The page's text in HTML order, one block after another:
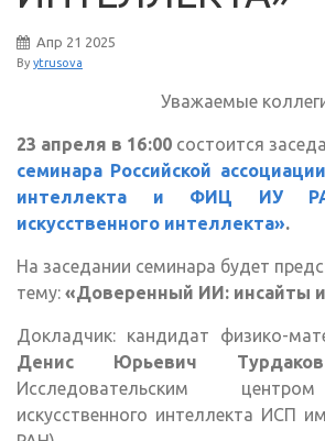
Апр 21 2025
By ytrusova
Уважаемые
23 апреля в 16:00состоится
семинара Российской
интеллекта и ФИЦ ИУ
искусственного интеллекта».
На заседании семинара будет
тему: «Доверенный ИИ: инсайты
Докладчик: кандидат физико-
Денис Юрьевич Турдаков
Исследовательским
искусственного интеллекта ИСП